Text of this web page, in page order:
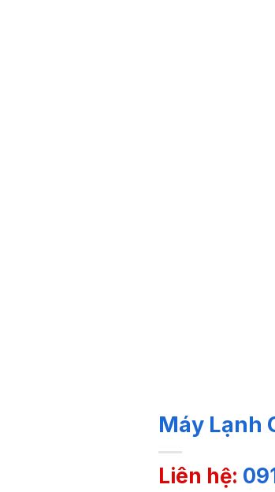
Máy Lạnh
Liên hệ: